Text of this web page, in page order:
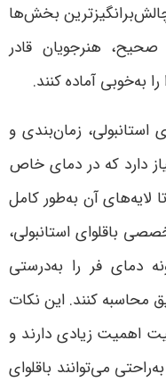
چالش‌برانگیزترین بخش‌ها
هنرجویان قادر
به‌خوبی آماده کنند.
زمان‌بندی و
دارد که در دمای خاص
لایه‌های آن به‌طور کامل
باقلوای استانبولی،
دمای فر را به‌درستی
محاسبه کنند. این نکات
اهمیت زیادی دارند و
می‌توانند باقلوای